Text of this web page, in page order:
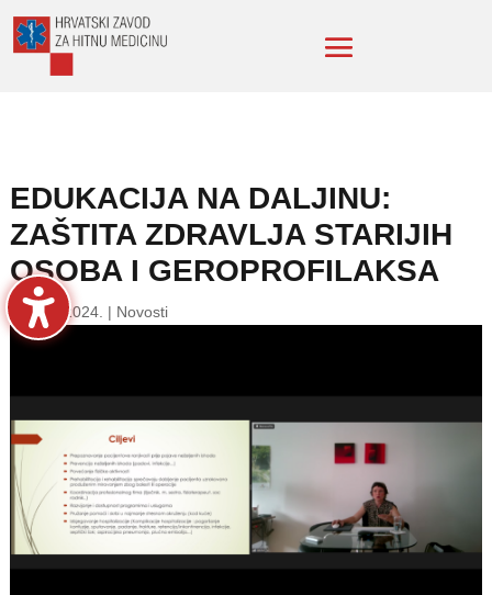
EDUKACIJA NA DALJINU:
ZAŠTITA ZDRAVLJA STARIJIH
OSOBA I GEROPROFILAKSA
29. svi. 2024. | Novosti